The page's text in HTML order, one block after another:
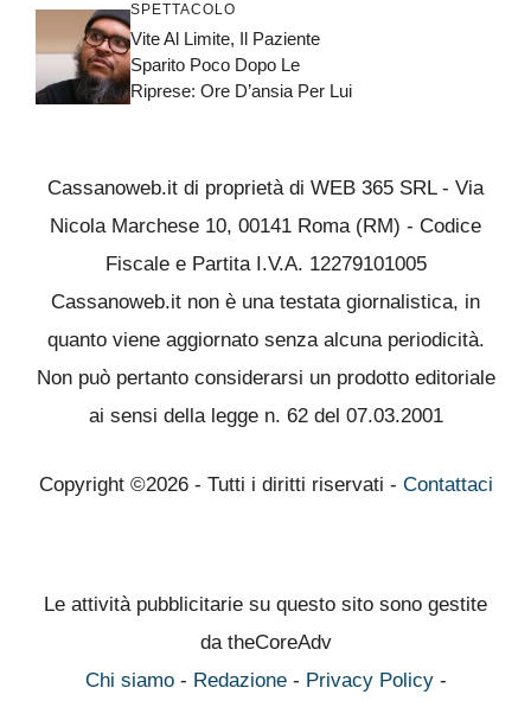
SPETTACOLO
Vite Al Limite, Il Paziente
Sparito Poco Dopo Le
Riprese: Ore D’ansia Per Lui
Cassanoweb.it di proprietà di WEB 365 SRL - Via
Nicola Marchese 10, 00141 Roma (RM) - Codice
Fiscale e Partita I.V.A. 12279101005
Cassanoweb.it non è una testata giornalistica, in
quanto viene aggiornato senza alcuna periodicità.
Non può pertanto considerarsi un prodotto editoriale
ai sensi della legge n. 62 del 07.03.2001
Copyright ©2026 - Tutti i diritti riservati - Contattaci
Le attività pubblicitarie su questo sito sono gestite
da theCoreAdv
Chi siamo- Redazione- Privacy Policy-